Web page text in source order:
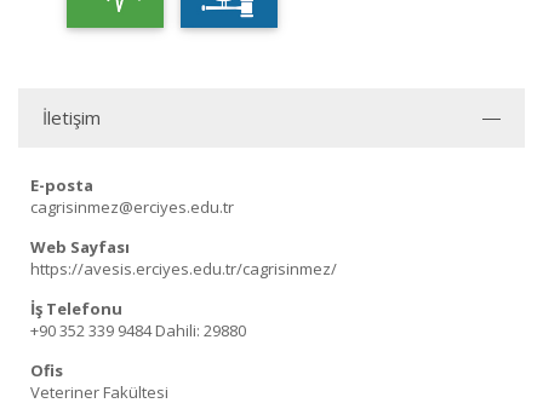
İletişim
E-posta
cagrisinmez@erciyes.edu.tr
Web Sayfası
https://avesis.erciyes.edu.tr/cagrisinmez/
İş Telefonu
+90 352 339 9484Dahili: 29880
Ofis
Veteriner Fakültesi